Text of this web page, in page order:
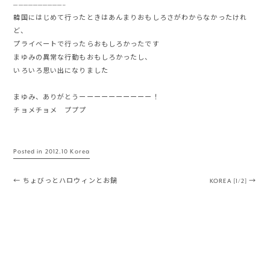
——————————–
韓国にはじめて行ったときはあんまりおもしろさがわからなかったけれ
ど、
プライベートで行ったらおもしろかったです
まゆみの異常な行動もおもしろかったし、
いろいろ思い出になりました
まゆみ、ありがとうーーーーーーーーーー！
チョメチョメ プププ
Posted in 2012.10 Korea
Post navigation
← ちょびっとハロウィンとお鍋 KOREA [1/2]→